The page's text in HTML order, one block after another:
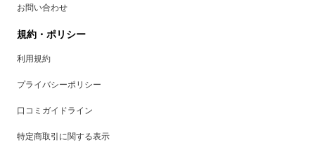
お問い合わせ
規約・ポリシー
利用規約
プライバシーポリシー
口コミガイドライン
特定商取引に関する表示